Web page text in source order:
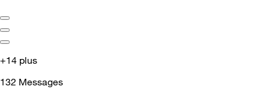
+14 plus
132 Messages